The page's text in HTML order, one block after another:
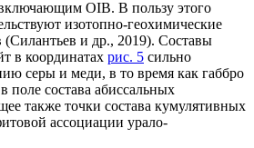
OIB. В пользу этого
изотопно-геохимические
и др., 2019). Составы
в координатах рис. 5 сильно
серы и меди, в то время как габбро
состава абиссальных
также точки состава кумулятивных
ассоциации урало-